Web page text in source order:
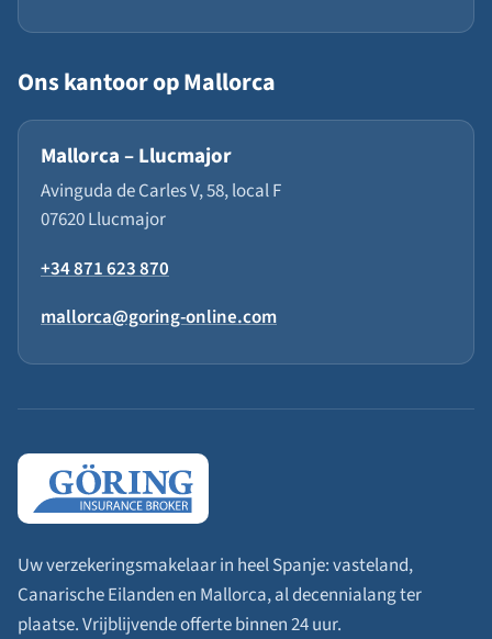
Ons kantoor op Mallorca
Mallorca – Llucmajor
Avinguda de Carles V, 58, local F
07620 Llucmajor
+34 871 623 870
mallorca@goring-online.com
Uw verzekeringsmakelaar in heel Spanje: vasteland,
Canarische Eilanden en Mallorca, al decennialang ter
plaatse. Vrijblijvende offerte binnen 24 uur.